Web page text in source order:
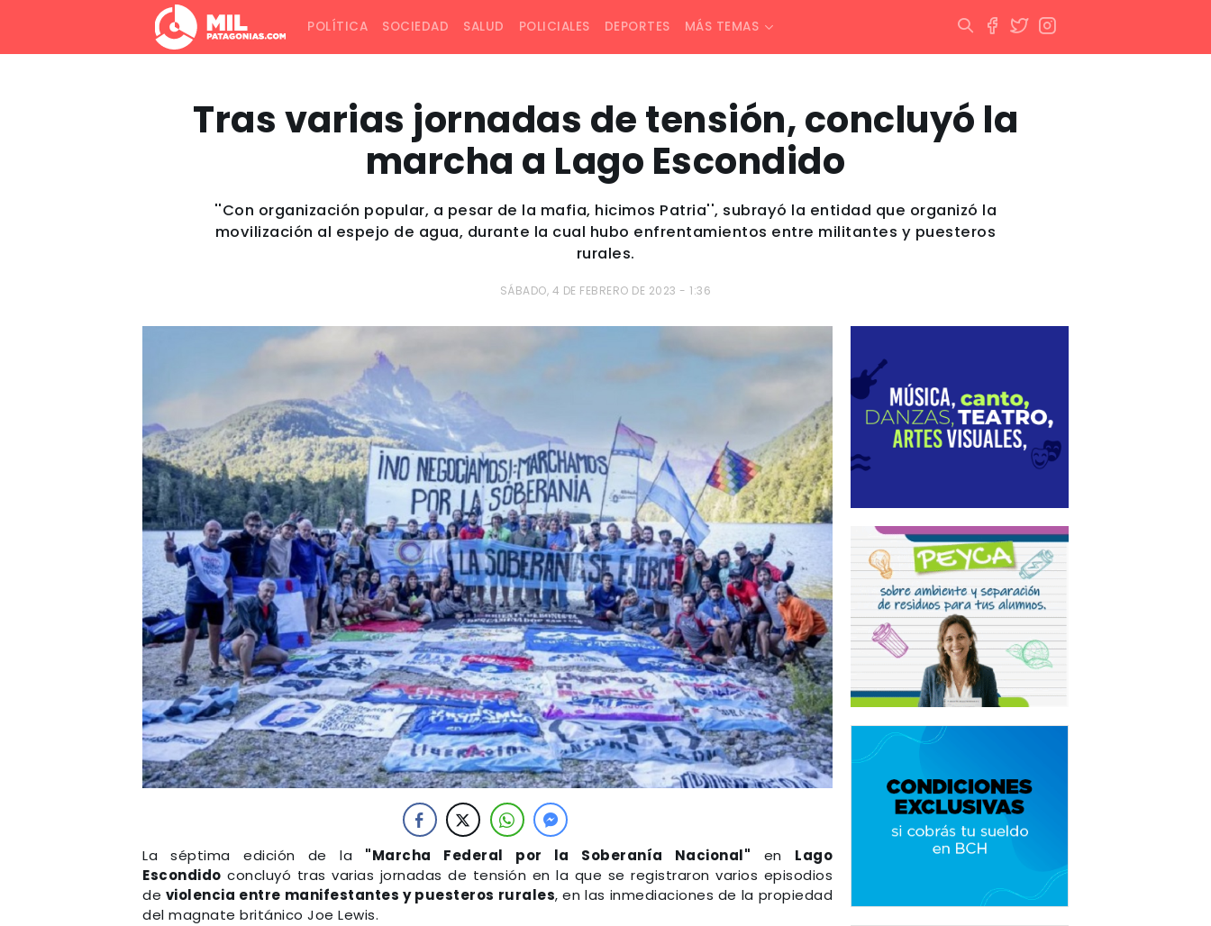
POLÍTICA SOCIEDAD SALUD POLICIALES DEPORTES MÁS TEMAS
Tras varias jornadas de tensión, concluyó la
marcha a Lago Escondido
''Con organización popular, a pesar de la mafia, hicimos Patria'', subrayó la entidad que organizó la
movilización al espejo de agua, durante la cual hubo enfrentamientos entre militantes y puesteros
rurales.
SÁBADO, 4 DE FEBRERO DE 2023 - 1:36
La séptima edición de la "Marcha Federal por la Soberanía Nacional" en Lago
Escondido concluyó tras varias jornadas de tensión en la que se registraron varios episodios
de violencia entre manifestantes y puesteros rurales, en las inmediaciones de la propiedad
del magnate británico Joe Lewis.